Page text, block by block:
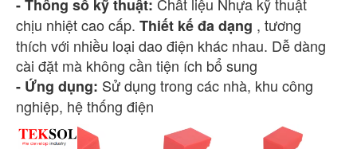
- Thông số kỹ thuật:
chịu nhiệt cao cấp. Thiết kế đa dạng , tương
thích với nhiều loại dao điện khác nhau. Dễ dàng
cài đặt mà không cần tiện ích bổ sung
- Ứng dụng: Sử dụng trong các nhà, khu công
nghiệp, hệ thống điện